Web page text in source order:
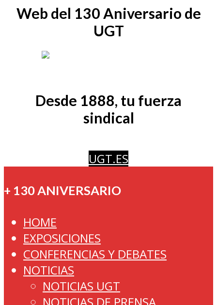
Web del 130 Aniversario de
UGT
Desde 1888, tu fuerza
sindical
UGT.ES
+ 130 ANIVERSARIO
HOME
EXPOSICIONES
CONFERENCIAS Y DEBATES
NOTICIAS
NOTICIAS UGT